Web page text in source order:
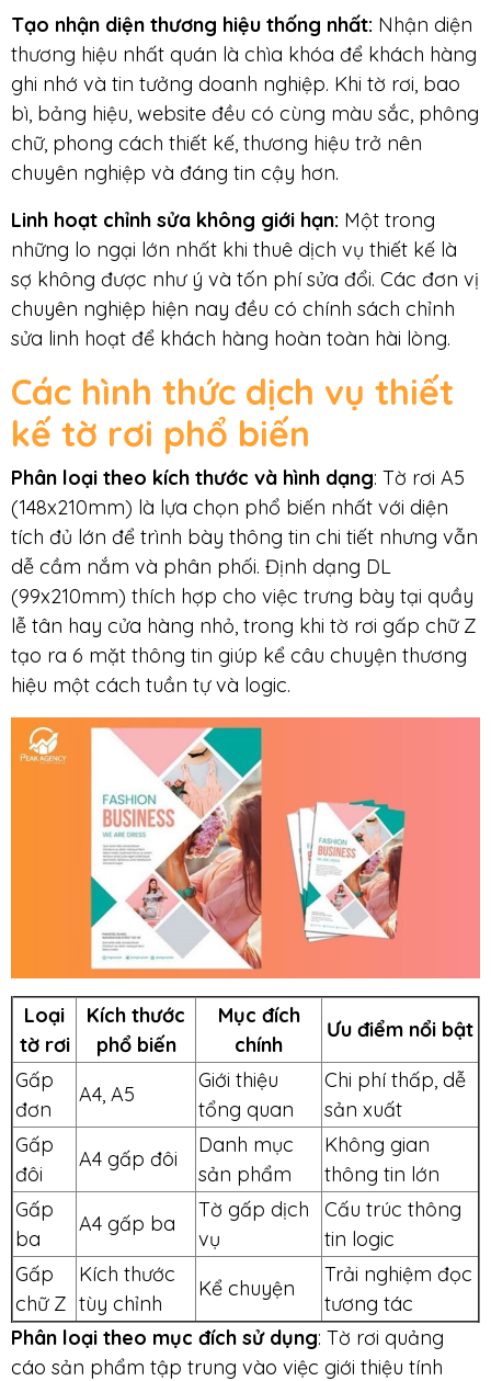
Tạo nhận diện thương hiệu thống nhất: Nhận diện
thương hiệu nhất quán là chìa khóa để khách hàng
ghi nhớ và tin tưởng doanh nghiệp. Khi tờ rơi, bao
bì, bảng hiệu, website đều có cùng màu sắc, phông
chữ, phong cách thiết kế, thương hiệu trở nên
chuyên nghiệp và đáng tin cậy hơn.
Linh hoạt chỉnh sửa không giới hạn: Một trong
những lo ngại lớn nhất khi thuê dịch vụ thiết kế là
sợ không được như ý và tốn phí sửa đổi. Các đơn vị
chuyên nghiệp hiện nay đều có chính sách chỉnh
sửa linh hoạt để khách hàng hoàn toàn hài lòng.
Các hình thức dịch vụ thiết
kế tờ rơi phổ biến
Phân loại theo kích thước và hình dạng: Tờ rơi A5
(148x210mm) là lựa chọn phổ biến nhất với diện
tích đủ lớn để trình bày thông tin chi tiết nhưng vẫn
dễ cầm nắm và phân phối. Định dạng DL
(99x210mm) thích hợp cho việc trưng bày tại quầy
lễ tân hay cửa hàng nhỏ, trong khi tờ rơi gấp chữ Z
tạo ra 6 mặt thông tin giúp kể câu chuyện thương
hiệu một cách tuần tự và logic.
Loại
tờ rơi
Kích thước
phổ biến
Mục đích
chính
Ưu điểm nổi bật
Gấp
đơn
A4, A5
Giới thiệu
tổng quan
Chi phí thấp, dễ
sản xuất
Gấp
đôi
A4 gấp đôi
Danh mục
sản phẩm
Không gian
thông tin lớn
Gấp
ba
A4 gấp ba
Tờ gấp dịch
vụ
Cấu trúc thông
tin logic
Gấp
chữ Z
Kích thước
tùy chỉnh
Kể chuyện
Trải nghiệm đọc
tương tác
Phân loại theo mục đích sử dụng: Tờ rơi quảng
cáo sản phẩm tập trung vào việc giới thiệu tính